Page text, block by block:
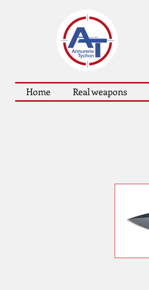
Home Real weapons